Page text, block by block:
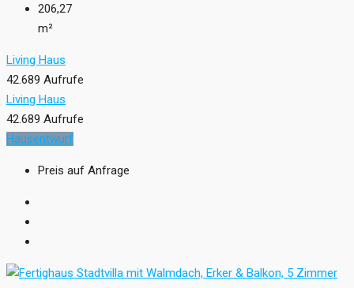
206,27
m²
Living Haus
42.689 Aufrufe
Living Haus
42.689 Aufrufe
Hausentwurf
Preis auf Anfrage